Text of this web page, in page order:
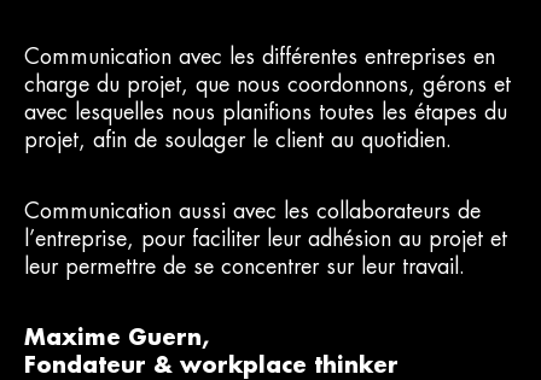
Communication avec les différentes entreprises en
charge du projet, que nous coordonnons, gérons et
avec lesquelles nous planifions toutes les étapes du
projet, afin de soulager le client au quotidien.
Communication aussi avec les collaborateurs de
l’entreprise, pour faciliter leur adhésion au projet et
leur permettre de se concentrer sur leur travail.
Maxime Guern,
Fondateur & workplace thinker